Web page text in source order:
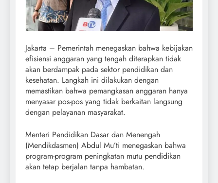
Jakarta – Pemerintah menegaskan bahwa kebijakan
efisiensi anggaran yang tengah diterapkan tidak
akan berdampak pada sektor pendidikan dan
kesehatan. Langkah ini dilakukan dengan
memastikan bahwa pemangkasan anggaran hanya
menyasar pos-pos yang tidak berkaitan langsung
dengan pelayanan masyarakat.
Menteri Pendidikan Dasar dan Menengah
(Mendikdasmen) Abdul Mu’ti menegaskan bahwa
program-program peningkatan mutu pendidikan
akan tetap berjalan tanpa hambatan.